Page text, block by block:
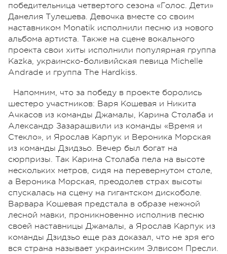
победительница четвертого сезона «Голос. Дети»
Данелия Тулешева. Девочка вместе со своим
наставником Monatik исполнили песню из нового
альбома артиста. Также на сцене вокального
проекта свои хиты исполнили популярная группа
Kazka, украинско-боливийская певица Michelle
Andrade и группа The Hardkiss.
Напомним, что за победу в проекте боролись
шестеро участников: Варя Кошевая и Никита
Ачкасов из команды Джамалы, Карина Столаба и
Александр Зазарашвили из команды «Время и
Стекло», и Ярослав Карпук и Вероника Морская
из команды Дзидзьо. Вечер был богат на
сюрпризы. Так Карина Столаба пела на высоте
нескольких метров, сидя на перевернутом столе,
а Вероника Морская, преодолев страх высоты
спускалась на сцену на гигантском дискоболе.
Варвара Кошевая предстала в образе нежной
лесной мавки, проникновенно исполнив песню
своей наставницы Джамалы, а Ярослав Карпук из
команды Дзидзьо еще раз доказал, что не зря его
вся страна называет украинским Элвисом Пресли.